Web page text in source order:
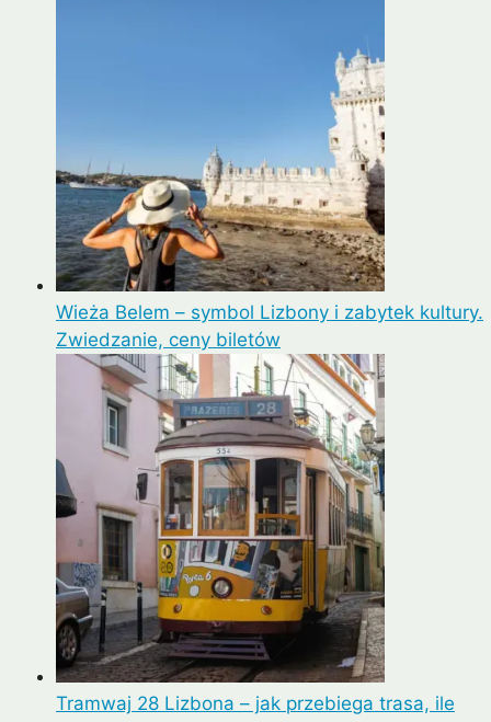
Wieża Belem – symbol Lizbony i zabytek kultury.
Zwiedzanie, ceny biletów
Tramwaj 28 Lizbona – jak przebiega trasa, ile